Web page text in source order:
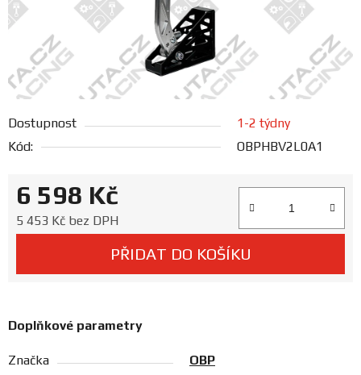
Obchodní
podmínky
Doprava
Blog
a
katalogy
Dostupnost
1-2 týdny
Kód:
OBPHBV2L0A1
6 598 Kč
5 453 Kč bez DPH
PŘIDAT DO KOŠÍKU
Doplňkové parametry
Značka OBP